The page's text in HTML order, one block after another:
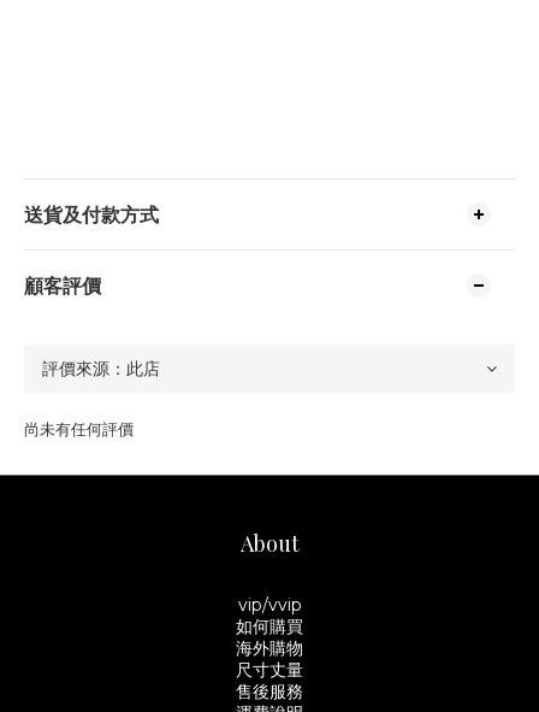
送貨及付款方式
顧客評價
尚未有任何評價
About
vip/vvip
如何購買
海外購物
尺寸丈量
售後服務